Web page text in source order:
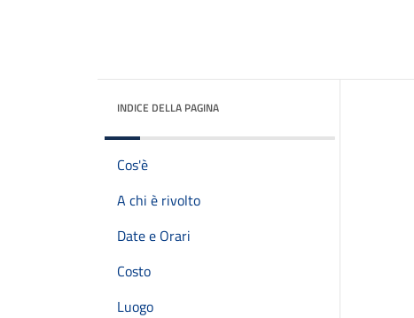
INDICE DELLA PAGINA
Cos'è
A chi è rivolto
Date e Orari
Costo
Luogo